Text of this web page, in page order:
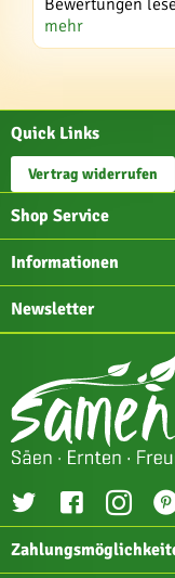
Bewertungen
mehr
Quick Links
Vertrag widerrufen
Shop Service
Informationen
Newsletter